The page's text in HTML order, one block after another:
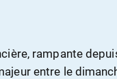
rampante
entre le